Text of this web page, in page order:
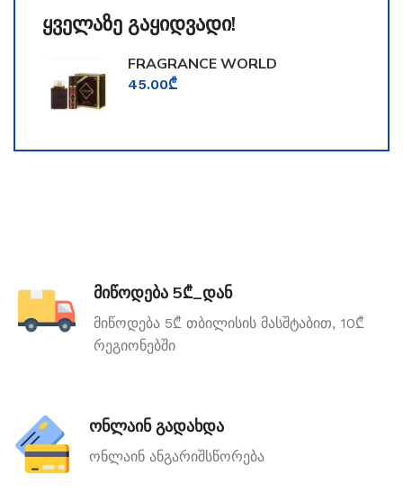
ყველაზე გაყიდვადი!
FRAGRANCE WORLD
TOOMFORD
45.00₾
მიწოდება 5₾_დან
მიწოდება 5₾ თბილისის მასშტაბით, 10₾
რეგიონებში
ონლაინ გადახდა
ონლაინ ანგარიშსწორება